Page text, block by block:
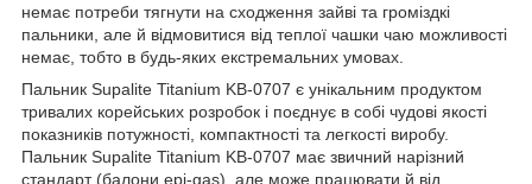
немає потреби тягнути на сходження зайві та громіздкі
пальники, але й відмовитися від теплої чашки чаю можливості
немає, тобто в будь-яких екстремальних умовах.
Пальник Supalite Titanium KB-0707 є унікальним продуктом
тривалих корейських розробок і поєднує в собі чудові якості
показників потужності, компактності та легкості виробу.
Пальник Supalite Titanium KB-0707 має звичний нарізний
стандарт (балони epi-gas), але може працювати й від